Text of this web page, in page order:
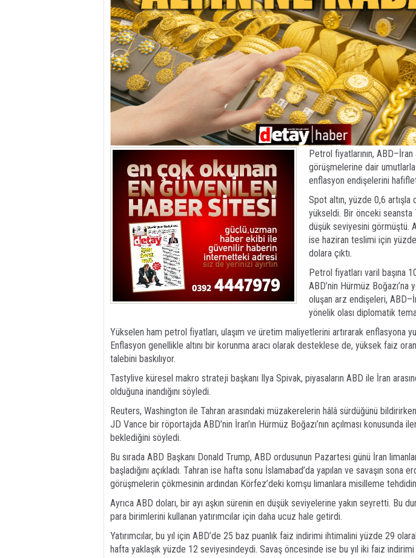
Petrol fiyatlarının, ABD–İran
görüşmelerine dair
enflasyon endişelerini
Spot altın, yüzde 0,6 artışla
yükseldi. Bir önceki seansta
düşük seviyesini görmüştü.
ise haziran teslimi için
dolara çıktı.
Petrol fiyatları varil başına
ABD’nin Hürmüz Boğazı’na
oluşan arz endişeleri,
yönelik olası diplomatik
Yükselen ham petrol fiyatları, ulaşım ve üretim maliyetlerini artırarak enflasyona
Enflasyon genellikle altını bir korunma aracı olarak desteklese de, yüksek faiz
talebini baskılıyor.
Tastylive küresel makro strateji başkanı Ilya Spivak, piyasaların ABD ile İran
olduğuna inandığını söyledi.
Reuters, Washington ile Tahran arasındaki müzakerelerin hâlâ sürdüğünü
JD Vance bir röportajda ABD’nin İran’ın Hürmüz Boğazı’nın açılması konusunda
beklediğini söyledi.
Bu sırada ABD Başkanı Donald Trump, ABD ordusunun Pazartesi günü İran
başladığını açıkladı. Tahran ise hafta sonu İslamabad’da yapılan ve savaşın sona
görüşmelerin çökmesinin ardından Körfez’deki komşu limanlara misilleme
Ayrıca ABD doları, bir ayı aşkın sürenin en düşük seviyelerine yakın seyretti. Bu
para birimlerini kullanan yatırımcılar için daha ucuz hale getirdi.
Yatırımcılar, bu yıl için ABD’de 25 baz puanlık faiz indirimi ihtimalini yüzde 29
hafta yaklaşık yüzde 12 seviyesindeydi. Savaş öncesinde ise bu yıl iki faiz